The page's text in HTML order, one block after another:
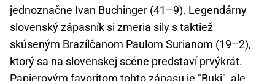
jednoznačne Ivan Buchinger (41–9). Legendárny
slovenský zápasník si zmeria sily s taktiež
skúseným Brazílčanom Paulom Surianom (19–2),
ktorý sa na slovenskej scéne predstaví prvýkrát.
Papierovým favoritom tohto zápasu je "Buki", ale